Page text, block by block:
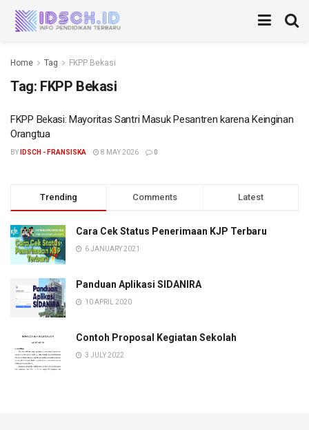
Home Tag FKPP Bekasi
Tag: FKPP Bekasi
FKPP Bekasi: Mayoritas Santri Masuk Pesantren karena Keinginan
Orangtua
BY IDSCH - FRANSISKA 8 MAY 2026 0
Trending Comments Latest
Cara Cek Status Penerimaan KJP Terbaru
6 JANUARY 2021
Panduan Aplikasi SIDANIRA
10 APRIL 2020
Contoh Proposal Kegiatan Sekolah
3 JULY 2022